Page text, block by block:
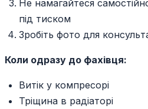
Не намагайтеся
під тиском
Зробіть фото для
Коли одразу до фахівця:
Витік у компресорі
Тріщина в радіаторі